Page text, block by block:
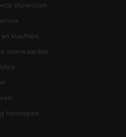
showroom
klachten
voorwaarden
herroepen